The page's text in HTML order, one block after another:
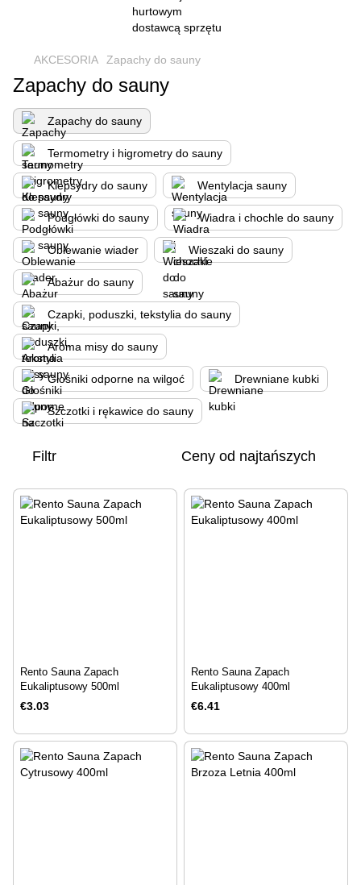
AKCESORIA Zapachy do sauny
Zapachy do sauny
Zapachy do sauny
Termometry i higrometry do sauny
Klepsydry do sauny Wentylacja sauny
Podgłówki do sauny Wiadra i chochle do sauny
Oblewanie wiader Wieszaki do sauny
Abażur do sauny
Czapki, poduszki, tekstylia do sauny
Aroma misy do sauny
Głośniki odporne na wilgoć Drewniane kubki
Szczotki i rękawice do sauny
Filtr Ceny od najtańszych
Rento Sauna Zapach
Eukaliptusowy 500ml
€3.03
Rento Sauna Zapach
Eukaliptusowy 400ml
€6.41